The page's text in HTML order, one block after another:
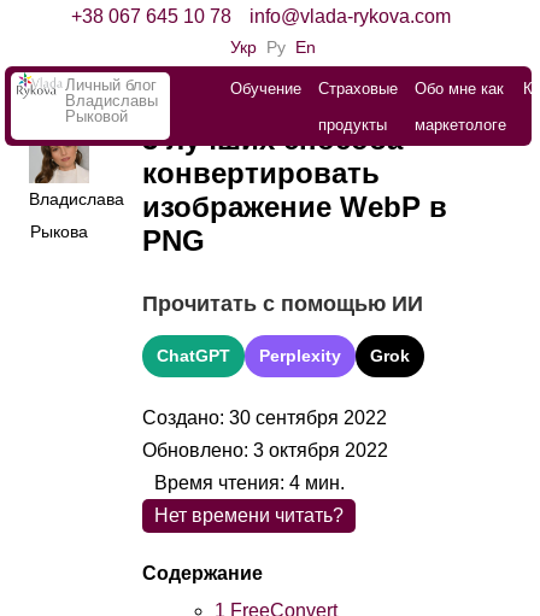
+38 067 645 10 78 info@vlada-rykova.com
Укр Ру En
Личный блог
Владиславы
Рыковой
Обучение
Страховые
продукты
Обо мне как
маркетологе
Владислава
Рыкова
3 лучших способа
конвертировать
изображение WebP в
PNG
Прочитать с помощью ИИ
ChatGPT Perplexity Grok
Создано: 30 сентября 2022
Обновлено: 3 октября 2022
Нет времени читать?
1 FreeConvert
Время чтения:4 мин.